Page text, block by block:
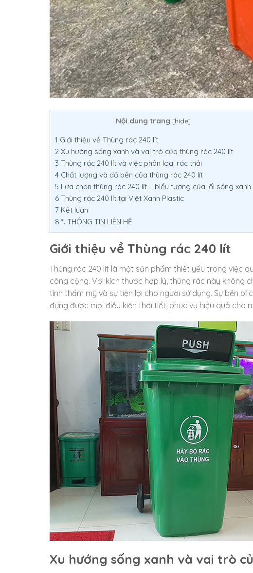
Nội dung trang [hide]
1 Giới thiệu về Thùng rác 240 lít
2 Xu hướng sống xanh và vai trò của thùng rác 240 lít
3 Thùng rác 240 lít và việc phân loại rác thải
4 Chất lượng và độ bền của thùng rác 240 lít
5 Lựa chọn thùng rác 240 lít – biểu tượng của lối sống xanh
6 Thùng rác 240 lít tại Việt Xanh Plastic
7 Kết luận
8 *. THÔNG TIN LIÊN HỆ
Giới thiệu về Thùng rác 240 lít
Thùng rác 240 lít là một sản phẩm thiết yếu trong việc
công cộng. Với kích thước hợp lý, thùng rác này không
tính thẩm mỹ và sự tiện lợi cho người sử dụng. Sự bền
đựng được mọi điều kiện thời tiết, phục vụ hiệu quả cho
Xu hướng sống xanh và vai trò